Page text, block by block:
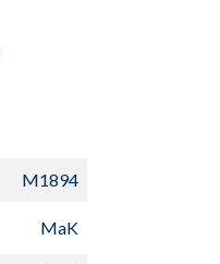
M1894
MaK